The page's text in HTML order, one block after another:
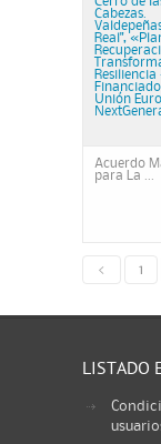
Cabezas.
Real",
Resiliencia
Unión
Acuerdo
para La ...
< 1
LISTADO